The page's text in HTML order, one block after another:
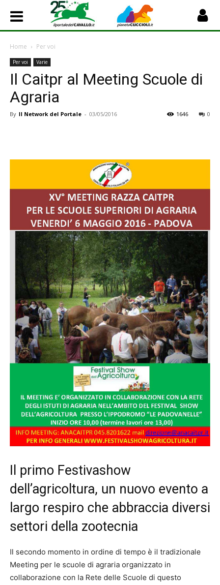
Home Per voi
Per voi Varie
Il Caitpr al Meeting Scuole di
Agraria
By Il Network del Portale - 03/05/2016 0
1646
Il primo Festivashow
dell’agricoltura, un nuovo evento a
largo respiro che abbraccia diversi
settori della zootecnia
Il secondo momento in ordine di tempo è il tradizionale
Meeting per le scuole di agraria organizzato in
collaborazione con la Rete delle Scuole di questo